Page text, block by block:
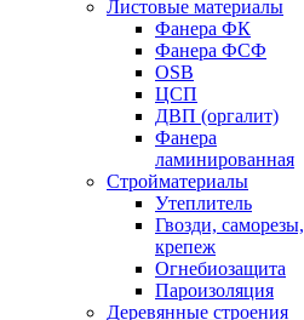
Листовые материалы
Фанера ФК
Фанера ФСФ
OSB
ЦСП
ДВП (оргалит)
Фанера
ламинированная
Стройматериалы
Утеплитель
Гвозди, саморезы,
крепеж
Огнебиозащита
Пароизоляция
Деревянные строения